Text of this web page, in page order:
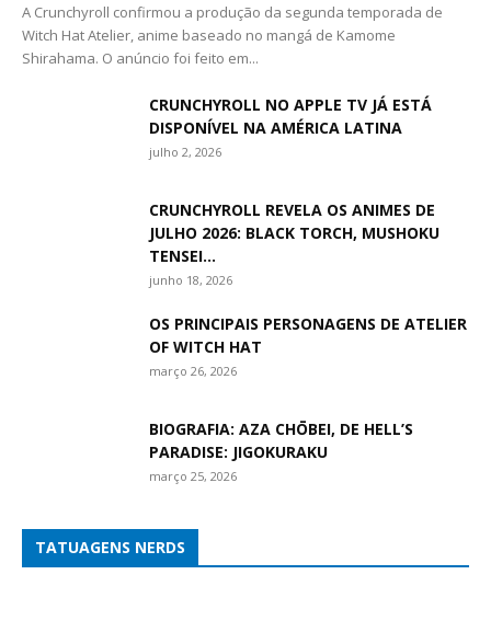
A Crunchyroll confirmou a produção da segunda temporada de
Witch Hat Atelier, anime baseado no mangá de Kamome
Shirahama. O anúncio foi feito em...
CRUNCHYROLL NO APPLE TV JÁ ESTÁ
DISPONÍVEL NA AMÉRICA LATINA
julho 2, 2026
CRUNCHYROLL REVELA OS ANIMES DE
JULHO 2026: BLACK TORCH, MUSHOKU
TENSEI...
junho 18, 2026
OS PRINCIPAIS PERSONAGENS DE ATELIER
OF WITCH HAT
março 26, 2026
BIOGRAFIA: AZA CHŌBEI, DE HELL’S
PARADISE: JIGOKURAKU
março 25, 2026
TATUAGENS NERDS